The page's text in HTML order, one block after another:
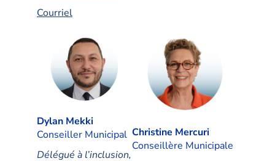
Courriel
Dylan Mekki
Conseiller Municipal
Délégué à l’inclusion,
Christine Mercuri
Conseillère Municipale